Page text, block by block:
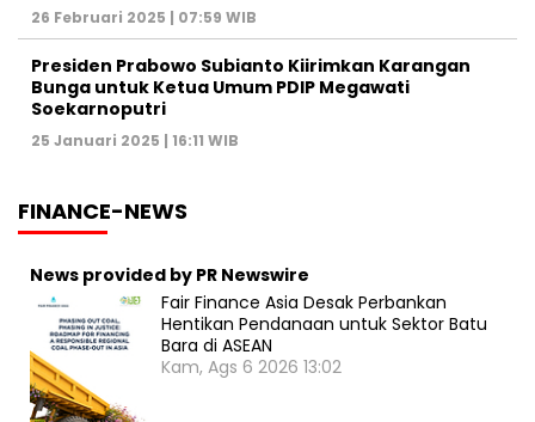
26 Februari 2025 | 07:59 WIB
Presiden Prabowo Subianto Kiirimkan Karangan
Bunga untuk Ketua Umum PDIP Megawati
Soekarnoputri
25 Januari 2025 | 16:11 WIB
FINANCE-NEWS
News provided by PR Newswire
Fair Finance Asia Desak Perbankan
Hentikan Pendanaan untuk Sektor Batu
Bara di ASEAN
Kam, Ags 6 2026 13:02